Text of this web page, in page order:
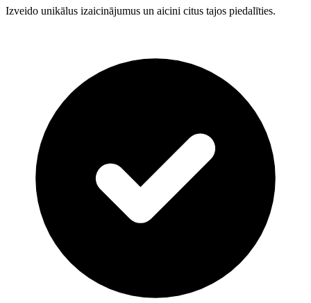
Izveido unikālus izaicinājumus un aicini citus tajos piedalīties.